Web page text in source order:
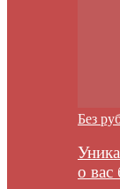
Без
о вас